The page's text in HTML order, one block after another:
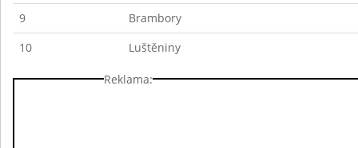
9
Brambory
10
Luštěniny
Reklama: